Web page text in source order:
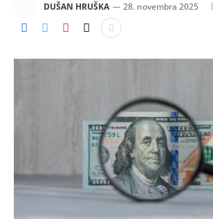
DUŠAN HRUŠKA 28. novembra 2025